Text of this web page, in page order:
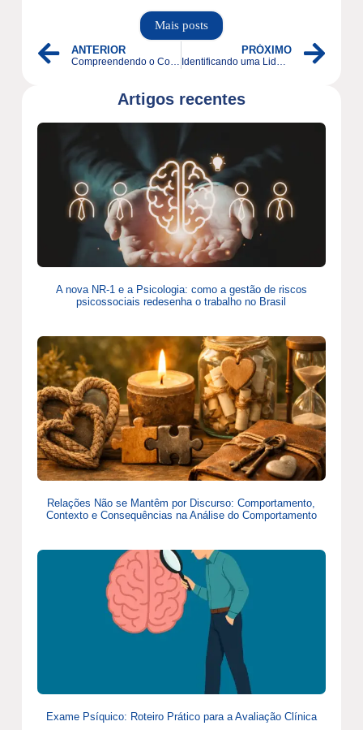
Mais posts
ANTERIOR
Compreendendo o Conceito de Autoestima pela Análise do Comportamento
PRÓXIMO
Artigos recentes
A nova NR-1 e a Psicologia: como a gestão de riscos
psicossociais redesenha o trabalho no Brasil
Relações Não se Mantêm por Discurso: Comportamento,
Contexto e Consequências na Análise do Comportamento
Exame Psíquico: Roteiro Prático para a Avaliação Clínica